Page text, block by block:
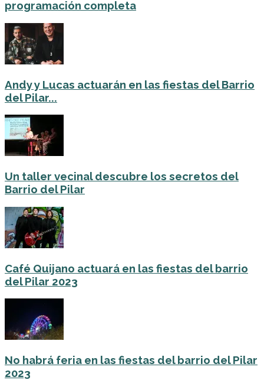
programación completa
Andy y Lucas actuarán en las fiestas del Barrio
del Pilar...
Un taller vecinal descubre los secretos del
Barrio del Pilar
Café Quijano actuará en las fiestas del barrio
del Pilar 2023
No habrá feria en las fiestas del barrio del Pilar
2023